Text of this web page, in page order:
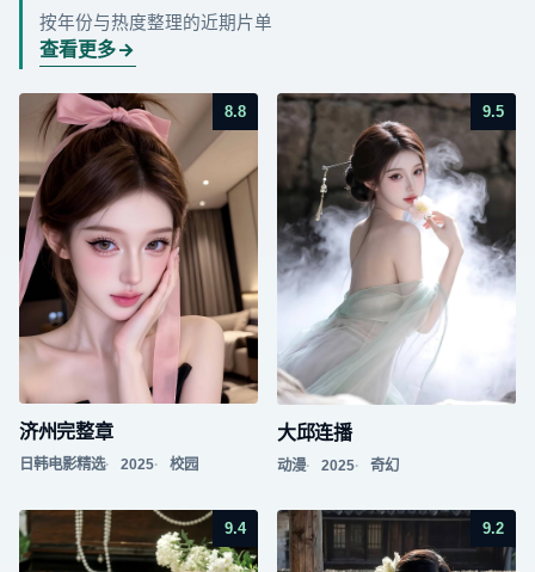
按年份与热度整理的近期片单
查看更多
8.8
济州完整章
日韩电影精选 2025 校园
9.5
大邱连播
动漫 2025 奇幻
9.4 9.2